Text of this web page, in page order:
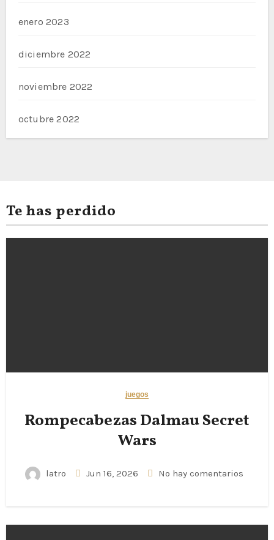
enero 2023
diciembre 2022
noviembre 2022
octubre 2022
Te has perdido
juegos
Rompecabezas Dalmau Secret
Wars
latro Jun 16, 2026 No hay comentarios